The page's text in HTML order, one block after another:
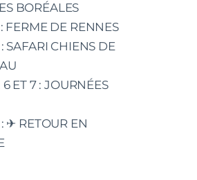
BORÉALES
FERME DE RENNES
SAFARI CHIENS DE
ET 7 : JOURNÉES
✈ RETOUR EN